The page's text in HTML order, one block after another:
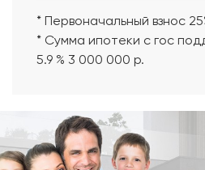
* Первоначальный взнос
* Сумма ипотеки с гос
5.9 % 3 000 000 р.